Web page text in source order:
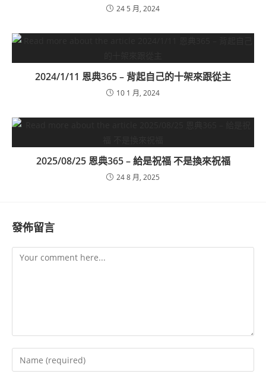
24 5 月, 2024
2024/1/11 恩典365 – 背起自己的十架來跟從主
10 1 月, 2024
2025/08/25 恩典365 – 給是祝福 不是換來祝福
24 8 月, 2025
發佈留言